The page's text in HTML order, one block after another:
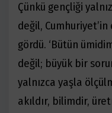
Çünkü gençliği
değil, Cumhuriyet’in
gördü. ‘Bütün
değil; büyük bir
yalnızca yaşla ö
akıldır, bilimdir,